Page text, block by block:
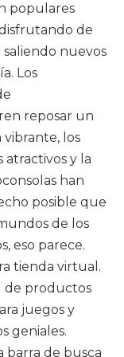
populares
de
nuevos
Los
reposar un
vibrante, los
atractivos y la
han
posible que
de los
eso parece.
tienda virtual.
de productos
juegos y
geniales.
barra de busca